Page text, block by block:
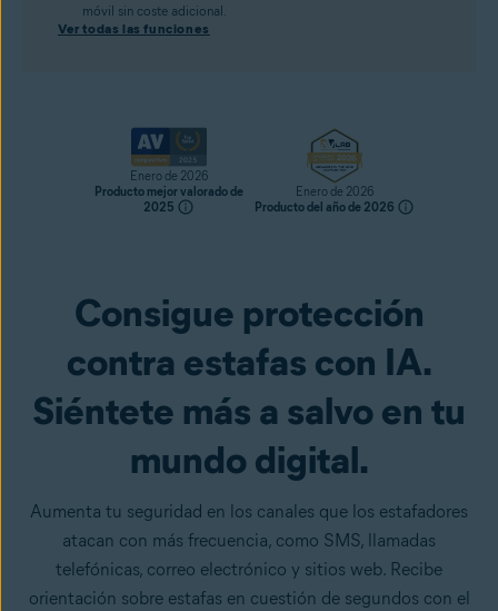
móvil sin coste adicional.
Ver todas las funciones
Enero de 2026
Producto mejor valorado de
2025
Enero de 2026
Producto del año de 2026
Consíguelo ya
Consigue protección
contra estafas con IA.
Siéntete más a salvo en tu
mundo digital.
Aumenta tu seguridad en los canales que los estafadores
atacan con más frecuencia, como SMS, llamadas
telefónicas, correo electrónico y sitios web. Recibe
orientación sobre estafas en cuestión de segundos con el